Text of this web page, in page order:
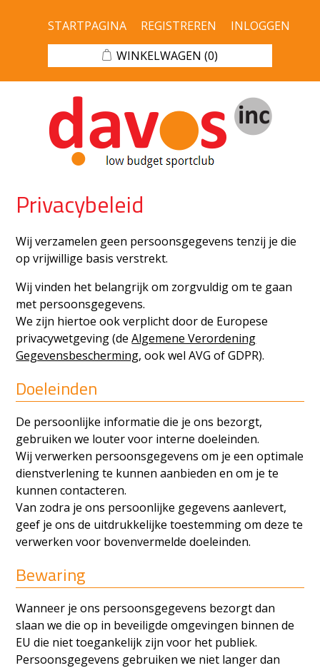
STARTPAGINA REGISTREREN
INLOGGEN
WINKELWAGEN (0)
Privacybeleid
Wij verzamelen geen persoonsgegevens tenzij je die
op vrijwillige basis verstrekt.
Wij vinden het belangrijk om zorgvuldig om te gaan
met persoonsgegevens.
We zijn hiertoe ook verplicht door de Europese
privacywetgeving (deAlgemene Verordening
Gegevensbescherming, ook wel AVG of GDPR).
Doeleinden
De persoonlijke informatie die je ons bezorgt,
gebruiken we louter voor interne doeleinden.
Wij verwerken persoonsgegevens om je een optimale
dienstverlening te kunnen aanbieden en om je te
kunnen contacteren.
Van zodra je ons persoonlijke gegevens aanlevert,
geef je ons de uitdrukkelijke toestemming om deze te
verwerken voor bovenvermelde doeleinden.
Bewaring
Wanneer je ons persoonsgegevens bezorgt dan
slaan we die op in beveiligde omgevingen binnen de
EU die niet toegankelijk zijn voor het publiek.
Persoonsgegevens gebruiken we niet langer dan